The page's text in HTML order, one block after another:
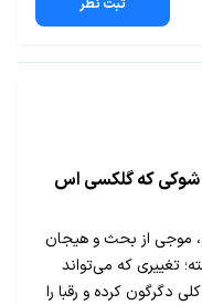
ثبت نظر
شوکی که گلکسی اس
موجی از بحث و هیجان
تغییری که می‌تواند
گلکسی اس 26 را به‌کلی دگرگون کرده و رقبا را